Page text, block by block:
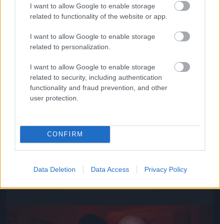
I want to allow Google to enable storage
related to functionality of the website or app.
I want to allow Google to enable storage
related to personalization.
I want to allow Google to enable storage
related to security, including authentication
functionality and fraud prevention, and other
user protection.
CONFIRM
Data Deletion Data Access Privacy Policy
Jön még kép!
Fotó: Szécsi István / Velvet
Jön még kép!